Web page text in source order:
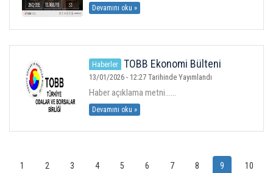
Devamını oku »
Haberler
TOBB Ekonomi Bülteni
Yayında
13/01/2026 - 12:27 Tarihinde Yayımlandı
Haber açıklama metni......
Devamını oku »
1 2 3 4 5 6 7 8 9
10